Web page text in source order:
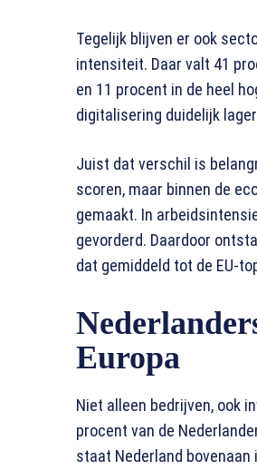
Tegelijk blijven er ook
intensiteit. Daar valt 41
en 11 procent in de heel
digitalisering duidelijk
Juist dat verschil is
scoren, maar binnen de
gemaakt. In
gevorderd. Daardoor
dat gemiddeld tot de EU-
Europa
Niet alleen bedrijven, ook
procent van de
staat Nederland bovenaan